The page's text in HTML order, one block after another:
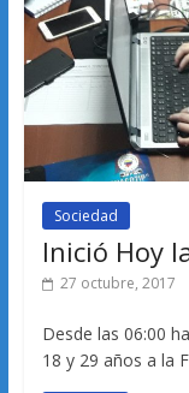
Sociedad
Inició Hoy
27 octubre, 2017
Desde las 06:00
18 y 29 años a la